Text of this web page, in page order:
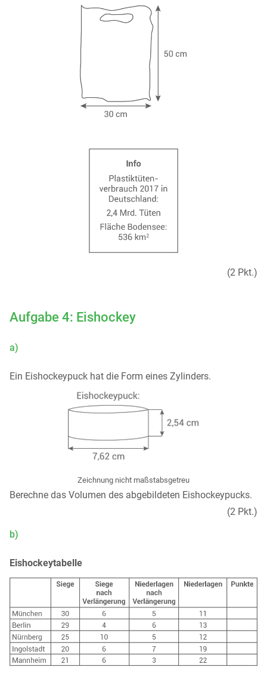
(2 Pkt.)
Aufgabe 4: Eishockey
a)
Ein Eishockeypuck hat die Form eines Zylinders.
Zeichnung nicht maßstabsgetreu
Berechne das Volumen des abgebildeten Eishockeypucks.
(2 Pkt.)
b)
Eishockeytabelle